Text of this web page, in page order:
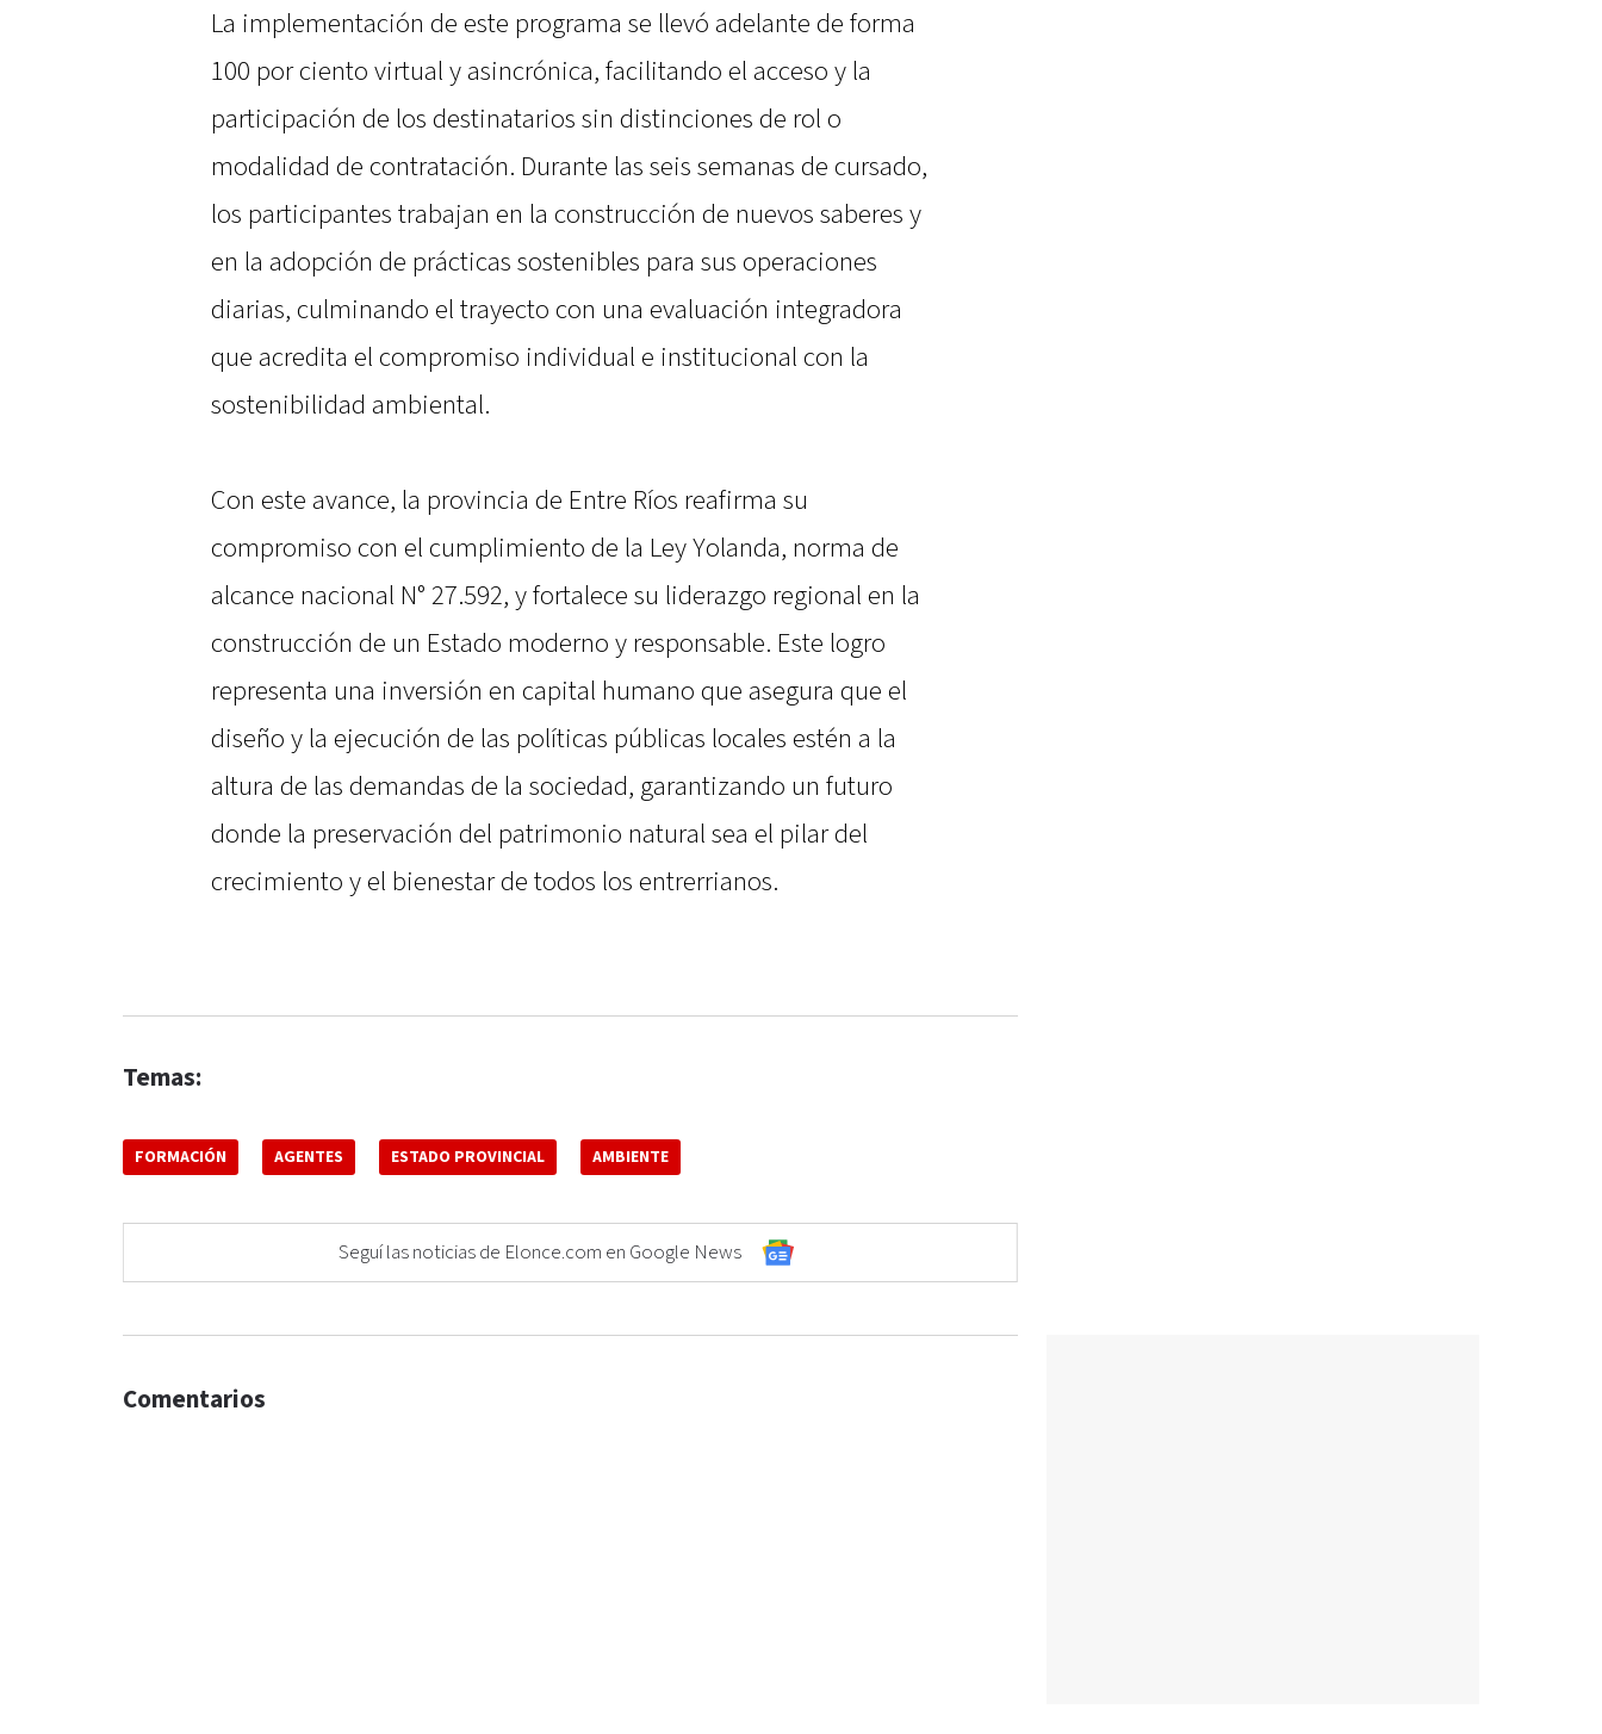
La implementación de este programa se llevó adelante de forma
100 por ciento virtual y asincrónica, facilitando el acceso y la
participación de los destinatarios sin distinciones de rol o
modalidad de contratación. Durante las seis semanas de cursado,
los participantes trabajan en la construcción de nuevos saberes y
en la adopción de prácticas sostenibles para sus operaciones
diarias, culminando el trayecto con una evaluación integradora
que acredita el compromiso individual e institucional con la
sostenibilidad ambiental.
Con este avance, la provincia de Entre Ríos reafirma su
compromiso con el cumplimiento de la Ley Yolanda, norma de
alcance nacional N° 27.592, y fortalece su liderazgo regional en la
construcción de un Estado moderno y responsable. Este logro
representa una inversión en capital humano que asegura que el
diseño y la ejecución de las políticas públicas locales estén a la
altura de las demandas de la sociedad, garantizando un futuro
donde la preservación del patrimonio natural sea el pilar del
crecimiento y el bienestar de todos los entrerrianos.
Temas:
FORMACIÓN AGENTES ESTADO PROVINCIAL AMBIENTE
Seguí las noticias de Elonce.com en Google News
Comentarios